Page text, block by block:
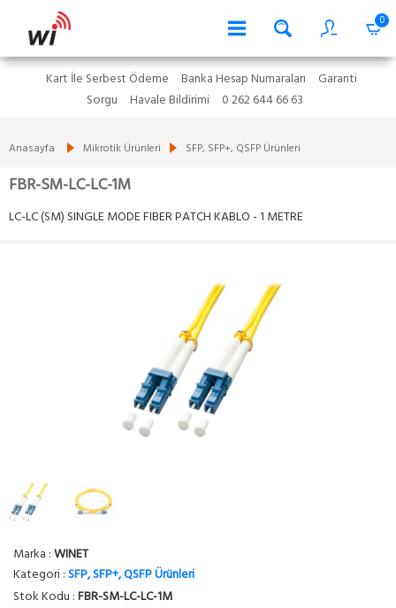
0
Kart İle Serbest Ödeme Banka Hesap Numaraları
Garanti
Sorgu
Havale Bildirimi 0 262 644 66 63
Anasayfa Mikrotik Ürünleri SFP, SFP+, QSFP Ürünleri
FBR-SM-LC-LC-1M
LC-LC (SM) SINGLE MODE FIBER PATCH KABLO - 1 METRE
Marka :WINET
Kategori :SFP, SFP+, QSFP Ürünleri
Stok Kodu :FBR-SM-LC-LC-1M